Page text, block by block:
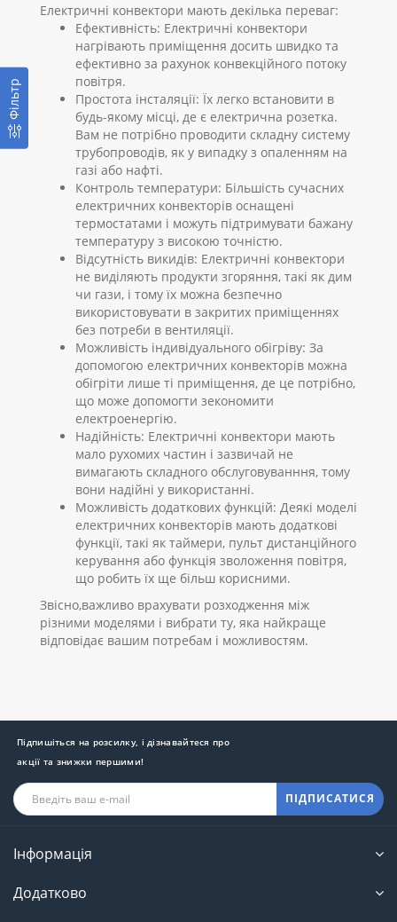
Фільтр
Електричні конвектори мають декілька переваг:
Ефективність: Електричні конвектори
нагрівають приміщення досить швидко та
ефективно за рахунок конвекційного потоку
повітря.
Простота інсталяції: Їх легко встановити в
будь-якому місці, де є електрична розетка.
Вам не потрібно проводити складну систему
трубопроводів, як у випадку з опаленням на
газі або нафті.
Контроль температури: Більшість сучасних
електричних конвекторів оснащені
термостатами і можуть підтримувати бажану
температуру з високою точністю.
Відсутність викидів: Електричні конвектори
не виділяють продукти згоряння, такі як дим
чи гази, і тому їх можна безпечно
використовувати в закритих приміщеннях
без потреби в вентиляції.
Можливість індивідуального обігріву: За
допомогою електричних конвекторів можна
обігріти лише ті приміщення, де це потрібно,
що може допомогти зекономити
електроенергію.
Надійність: Електричні конвектори мають
мало рухомих частин і зазвичай не
вимагають складного обслуговуванння, тому
вони надійні у використанні.
Можливість додаткових функцій: Деякі моделі
електричних конвекторів мають додаткові
функції, такі як таймери, пульт дистанційного
керування або функція зволоження повітря,
що робить їх ще більш корисними.
Звісно,важливо врахувати розходження між
різними моделями і вибрати ту, яка найкраще
відповідає вашим потребам і можливостям.
Підпишіться на розсилку, і дізнавайтеся про
акції та знижки першими!
ПІДПИСАТИСЯ
Інформація
Додатково